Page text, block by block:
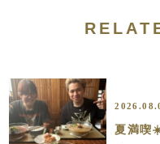
夏満喫